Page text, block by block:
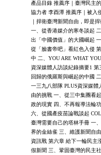
產品目錄 推薦序｜臺灣民主
協力者 李酉潭 推薦序｜被入
｜捍衛臺灣新聞自由，即是
一、從香港媒介的寒冬談起
出「中國價值」的大國崛起
從「臉書帝吧」看紅色入侵
中 二、YOU ARE WHAT
資深媒體人訪談紀錄摘要1 第
回歸的俄羅斯與崛起的中國
一三九八部隊 PLUS資深媒
由的挑戰 一、從三中集團看
政的現實 四、不再報導法輪
六、從國產疫苗論戰談起
臺灣需要自己的塔林手冊 一
界的金絲雀 三、維護新聞自
資訊戰 第六章 給下一輪民主
假新聞 三、鞏固臺灣的民主